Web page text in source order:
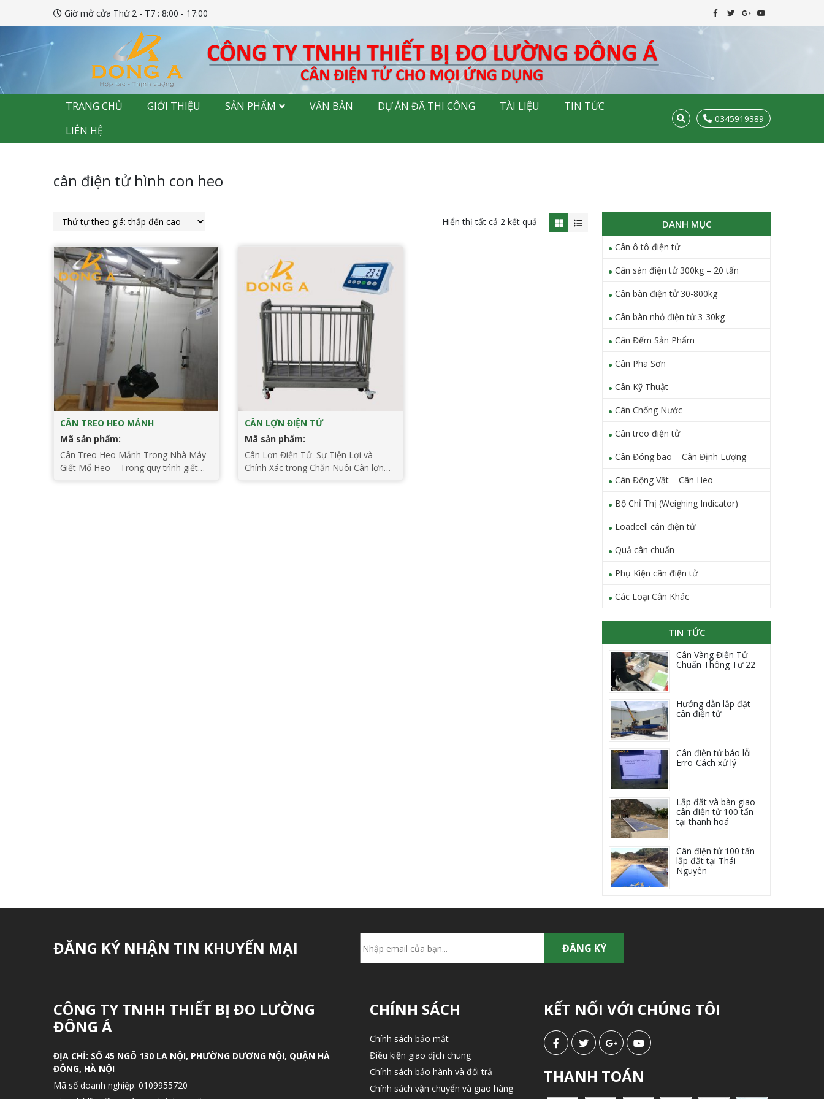
Giờ mở cửa Thứ 2 - T7 : 8:00 - 17:00
TRANG CHỦ GIỚI THIỆU SẢN PHẨM VĂN BẢN DỰ ÁN ĐÃ THI CÔNG TÀI LIỆU
TIN TỨC
LIÊN HỆ
0345919389
cân điện tử hình con heo
Hiển thị tất cả 2 kết quả
CÂN TREO HEO MẢNH
Mã sản phẩm:
Cân Treo Heo Mảnh Trong Nhà Máy
Giết Mổ Heo – Trong quy trình giết
CÂN LỢN ĐIỆN TỬ
Mã sản phẩm:
Cân Lợn Điện Tử Sự Tiện Lợi và
Chính Xác trong Chăn Nuôi Cân lợn
DANH MỤC
Cân ô tô điện tử
Cân sàn điện tử 300kg – 20 tấn
Cân bàn điện tử 30-800kg
Cân bàn nhỏ điện tử 3-30kg
Cân Đếm Sản Phẩm
Cân Pha Sơn
Cân Kỹ Thuật
Cân Chống Nước
Cân treo điện tử
Cân Đóng bao – Cân Định Lượng
Cân Động Vật – Cân Heo
Bộ Chỉ Thị (Weighing Indicator)
Loadcell cân điện tử
Quả cân chuẩn
Phụ Kiện cân điện tử
Các Loại Cân Khác
TIN TỨC
Cân Vàng Điện Tử
Chuẩn Thông Tư 22
Hướng dẫn lắp đặt
cân điện tử
Cân điện tử báo lỗi
Erro-Cách xử lý
Lắp đặt và bàn giao
cân điện tử 100 tấn
tại thanh hoá
Cân điện tử 100 tấn
lắp đặt tại Thái
Nguyên
ĐĂNG KÝ NHẬN TIN KHUYẾN MẠI
CÔNG TY TNHH THIẾT BỊ ĐO LƯỜNG
ĐÔNG Á
ĐỊA CHỈ: SỐ 45 NGÕ 130 LA NỘI, PHƯỜNG DƯƠNG NỘI, QUẬN HÀ
ĐÔNG, HÀ NỘI
Mã số doanh nghiệp: 0109955720
CHÍNH SÁCH
Chính sách bảo mật
Điều kiện giao dịch chung
Chính sách bảo hành và đổi trả
Chính sách vận chuyển và giao hàng
KẾT NỐI VỚI CHÚNG TÔI
THANH TOÁN